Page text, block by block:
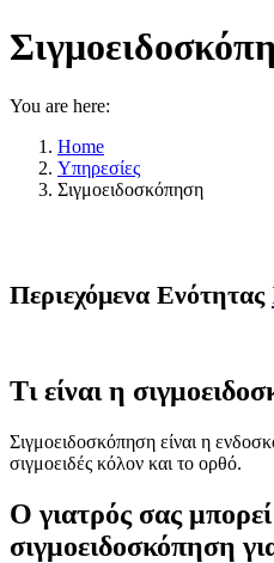
You are here:
Home
Υπηρεσίες
Σιγμοειδοσκόπηση
Περιεχόμενα Ενότητας
Τι είναι η
Σιγμοειδοσκόπηση είναι η
σιγμοειδές κόλον και το ορθό.
Ο γιατρός σας
σιγμοειδοσκόπηση